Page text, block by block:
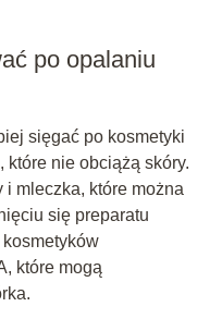
po opalaniu
sięgać po kosmetyki
które nie obciążą skóry.
i mleczka, które można
się preparatu
które mogą